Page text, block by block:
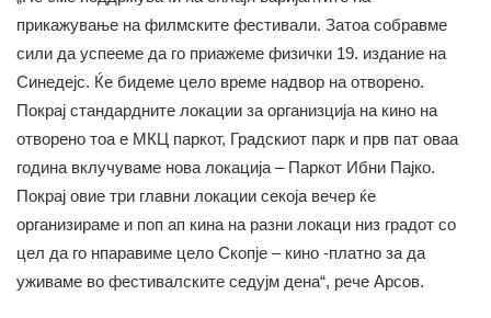
прикажување на филмските фестивали. Затоа собравме
сили да успееме да го приажеме физички 19. издание на
Синедејс. Ќе бидеме цело време надвор на отворено.
Покрај стандардните локации за организција на кино на
отворено тоа е МКЦ паркот, Градскиот парк и прв пат оваа
година вклучуваме нова локација – Паркот Ибни Пајко.
Покрај овие три главни локации секоја вечер ќе
организираме и поп ап кина на разни локаци низ градот со
цел да го нпаравиме цело Скопје – кино -платно за да
уживаме во фестивалските седујм дена“, рече Арсов.